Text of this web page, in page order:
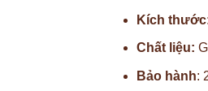
Kích
Chất liệu:
Bảo hành: